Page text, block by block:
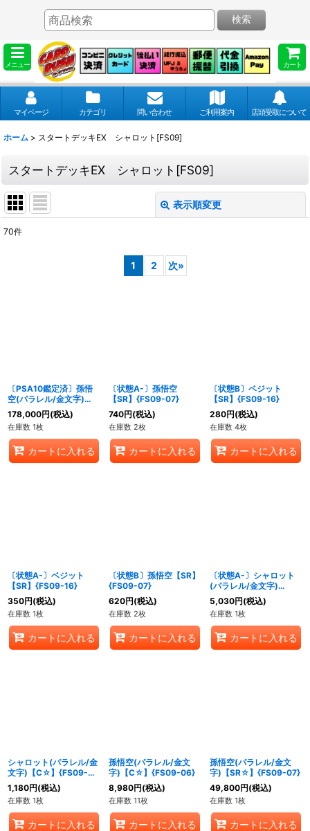
メニュー カート
検索
マイページ カテゴリ 問い合わせ ご利用案内 店頭受取について
ホーム > スタートデッキEX シャロット[FS09]
スタートデッキEX シャロット[FS09]
表示順変更
70件
1 2 次»
〔PSA10鑑定済〕孫悟
空(パラレル/金文字)
【SR☆】{FS09-07}
178,000円(税込)
在庫数 1枚
カートに入れる
〔状態A-〕孫悟空
【SR】{FS09-07}
740円(税込)
在庫数 2枚
カートに入れる
〔状態B〕ベジット
【SR】{FS09-16}
280円(税込)
在庫数 4枚
カートに入れる
〔状態A-〕ベジット
【SR】{FS09-16}
350円(税込)
在庫数 1枚
カートに入れる
〔状態B〕孫悟空【SR】
{FS09-07}
620円(税込)
在庫数 2枚
カートに入れる
〔状態A-〕シャロット
(パラレル/金文字)
【L☆】{FS09-01}
5,030円(税込)
在庫数 1枚
カートに入れる
シャロット(パラレル/金
文字)【C☆】{FS09-
05}
1,180円(税込)
在庫数 1枚
カートに入れる
孫悟空(パラレル/金文
字)【C☆】{FS09-06}
8,980円(税込)
在庫数 11枚
カートに入れる
孫悟空(パラレル/金文
字)【SR☆】{FS09-07}
49,800円(税込)
在庫数 1枚
カートに入れる